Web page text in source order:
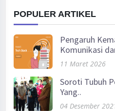
POPULER ARTIKEL
Pengaruh
Komunikasi
11 Maret 2026
Soroti Tubuh
Yang..
04 Desember